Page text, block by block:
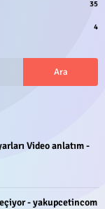
35
4
Video anlatım -
- yakupcetincom